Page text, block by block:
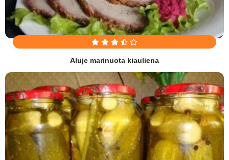
Aluje marinuota kiauliena